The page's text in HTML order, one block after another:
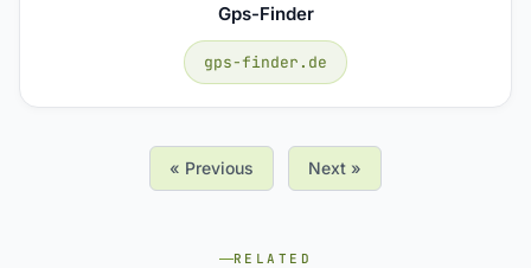
Gps-Finder
gps-finder.de
« Previous Next »
RELATED